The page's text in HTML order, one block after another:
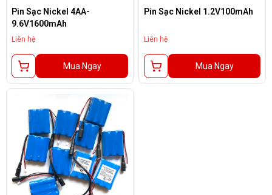
Pin Sạc Nickel 4AA-
9.6V1600mAh
Liên hệ
Mua Ngay
Pin Sạc Nickel 1.2V100mAh
Liên hệ
Mua Ngay